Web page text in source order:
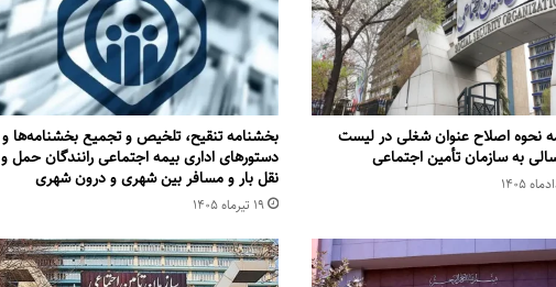
نحوه اصلاح عنوان شغلی در لیست
به سازمان تأمین اجتماعی
بخشنامه تنقیح، تلخیص و تجمیع بخشنامه‌‌ها و
دستورهای اداری بیمه اجتماعی رانندگان حمل و
نقل بار و مسافر بین شهری و درون شهری
۱۹ تیر‌ماه ۱۴۰۵